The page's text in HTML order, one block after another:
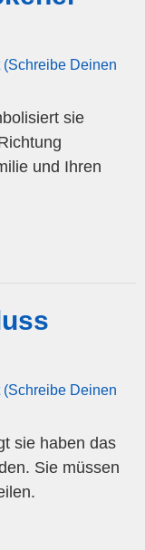
Deinen
sie
und Ihren
Deinen
sie haben das
Sie müssen